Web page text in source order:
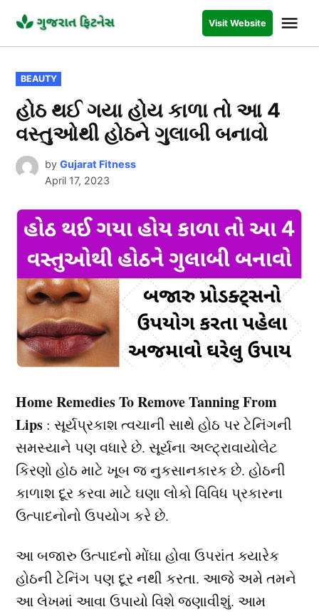
content
FITNESS
Visit Website
POSTED
IN
BEAUTY
હોઠ થઈ ગયા હોય કાળા તો આ 4
વસ્તુઓથી હોઠને ગુલાબી બનાવો
by Gujarat Fitness
April 17, 2023
Home Remedies To Remove Tanning From
Lips : સૂર્યપ્રકાશ ત્વચાની સાથે હોઠ પર ટેનિંગની
સમસ્યાને પણ વધારે છે. સૂર્યના અલ્ટ્રાવાયોલેટ
કિરણો હોઠ માટે ખૂબ જ નુકસાનકારક છે. હોઠની
કાળાશ દૂર કરવા માટે ઘણા લોકો વિવિધ પ્રકારના
ઉત્પાદનોનો ઉપયોગ કરે છે.
આ બજારુ ઉત્પાદનો મોંઘા હોવા ઉપરાંત ક્યારેક
હોઠની ટેનિંગ પણ દૂર નથી કરતા. આજે અમે તમને
આ લેખમાં આવા ઉપાયો વિશે જણાવીશું. આમ